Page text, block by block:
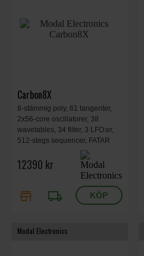
Carbon8X
8-stämmig poly, 61 tangenter,
2x56-core oscillatorer, 38
wavetables, 34 filter, 3 LFO:er,
512-stegs sequencer, FATAR
keybed, 26 FX, OLED-skärm,
USB-MIDI, poly-chain, MPE-
stöd, 88,5x30x10cm, 9kg.
12390 kr
store local_shipping
Modal Electronics